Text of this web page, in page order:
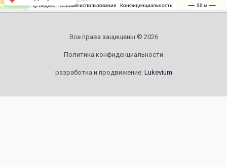
Все права защищены © 2026
Политика конфиденциальности
разработка и продвижение: Lukevium